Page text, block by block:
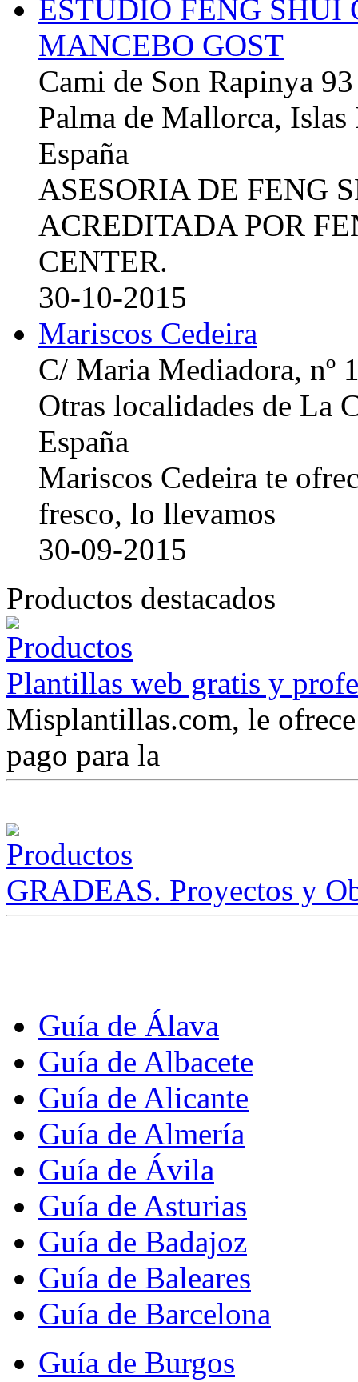
ESTUDIO FENG
MANCEBO GOST
Cami de Son Rapinya 93
Palma de Mallorca, Islas
España
ASESORIA DE FENG
ACREDITADA POR
CENTER.
30-10-2015
Mariscos Cedeira
C/ Maria Mediadora, nº
Otras localidades de La
España
Mariscos Cedeira te
fresco, lo llevamos
30-09-2015
Productos destacados
Plantillas web gratis y
Misplantillas.com, le
pago para la
GRADEAS. Proyectos y
Guía de Álava
Guía de Albacete
Guía de Alicante
Guía de Almería
Guía de Ávila
Guía de Asturias
Guía de Badajoz
Guía de Baleares
Guía de Barcelona
Guía de Burgos